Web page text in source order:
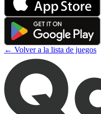
← Volver a la lista de juegos